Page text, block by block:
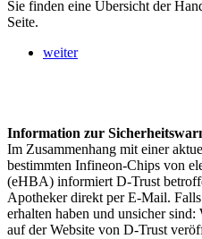
Sie finden eine Übersicht der
Seite.
weiter
Information zur
Im Zusammenhang mit einer
bestimmten Infineon-Chips von
(eHBA) informiert D-Trust
Apotheker direkt per E-Mail.
erhalten haben und unsicher
auf der Website von D-Trust